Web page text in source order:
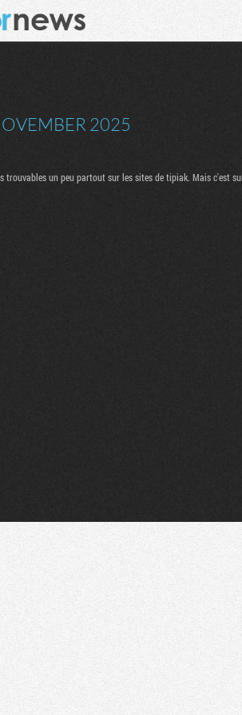
2025
trouvables un peu partout sur les sites de tipiak. Mais c'est